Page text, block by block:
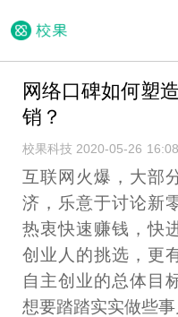
网络口碑如何塑
销？
校果科技 2020-05-26
互联网火爆，大部
济，乐意于讨论新
热衷快速赚钱，快
创业人的挑选，更
自主创业的总体目
想要踏踏实实做些事